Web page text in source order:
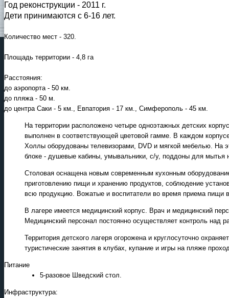
Год реконструкции - 2011 г.
Дети принимаются с 6-16 лет.
Количество мест - 320.
Площадь территории - 4,8 га
Расстояния:
до аэропорта - 50 км.
до пляжа - 50 м.
до центра Саки - 5 км., Евпатория - 17 км., Симферополь - 45 км.
На территории расположено четыре одноэтажных детских
выполнен в соответствующей цветовой гамме. В каждом
Холлы оборудованы телевизорами, DVD и мягкой мебелью. На
блоке - душевые кабины, умывальники, с/у, поддоны для мытья
Столовая оснащена новым современным кухонным
приготовлению пищи и хранению продуктов, соблюдение
всю продукцию. Вожатые и воспитатели во время приема пищи
В лагере имеется медицинский корпус. Врач и медицинский
Медицинский персонал постоянно осуществляет контроль
Территория детского лагеря огорожена и круглосуточно
туристические занятия в клубах, купание и игры на пляже
Питание
5-разовое Шведский стол.
Инфраструктура: